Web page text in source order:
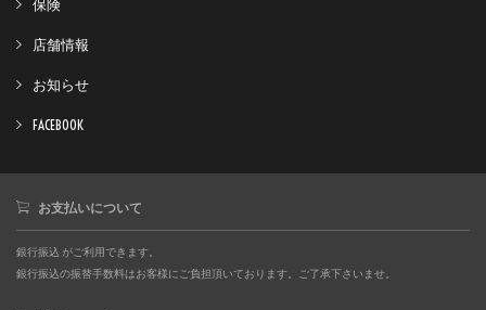
保険
店舗情報
お知らせ
FACEBOOK
お支払いについて
銀行振込 がご利用できます。
銀行振込の振替手数料はお客様にご負担頂いております。ご了承下さいませ。